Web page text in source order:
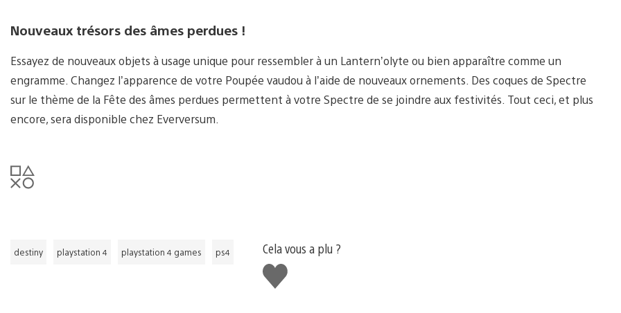
Nouveaux trésors des âmes perdues !
Essayez de nouveaux objets à usage unique pour ressembler à un Lantern’olyte ou bien apparaître comme un
engramme. Changez l’apparence de votre Poupée vaudou à l’aide de nouveaux ornements. Des coques de Spectre
sur le thème de la Fête des âmes perdues permettent à votre Spectre de se joindre aux festivités. Tout ceci, et plus
encore, sera disponible chez Everversum.
destiny playstation 4 playstation 4 games ps4
Cela vous a plu ?
J'aime